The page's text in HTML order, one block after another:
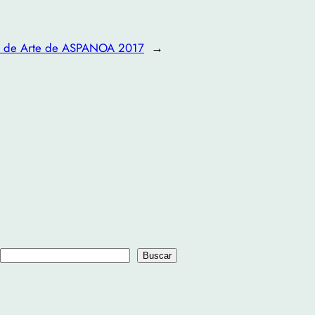
de Arte de ASPANOA 2017 →
Buscar